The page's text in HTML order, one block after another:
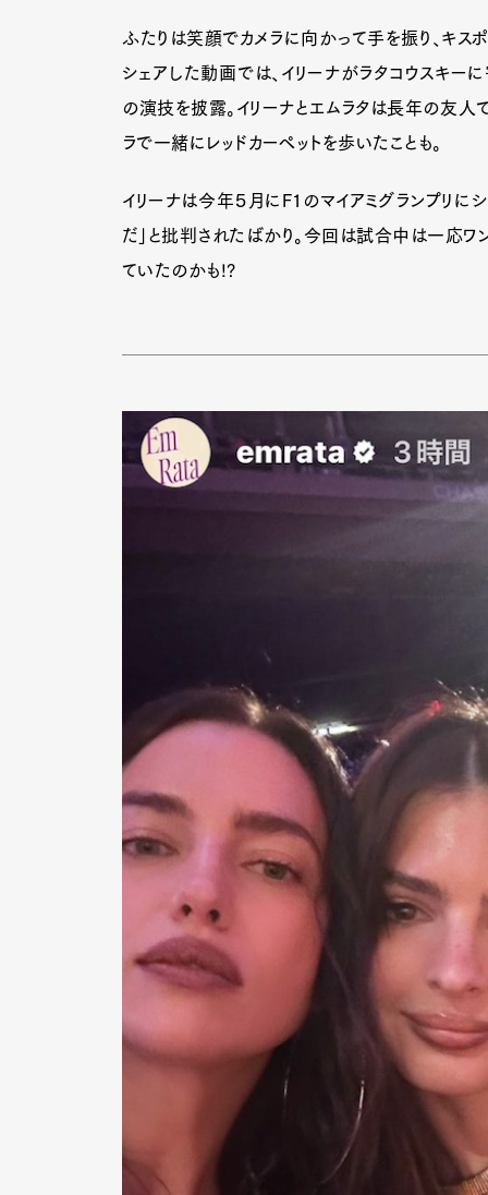
ふたりは笑顔でカメラに向かって手を振り、キス
シェアした動画では、イリーナがラタコウスキー
の演技を披露。イリーナとエムラタは長年の友
ラで一緒にレッドカーペットを歩いたことも。
イリーナは今年５月にF1のマイアミグランプリに
だ」と批判されたばかり。今回は試合中は一応
ていたのかも!?